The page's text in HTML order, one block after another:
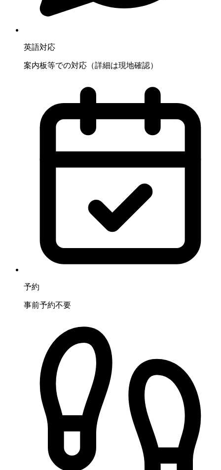
英語対応
案内板等での対応（詳細は現地確認）
予約
事前予約不要